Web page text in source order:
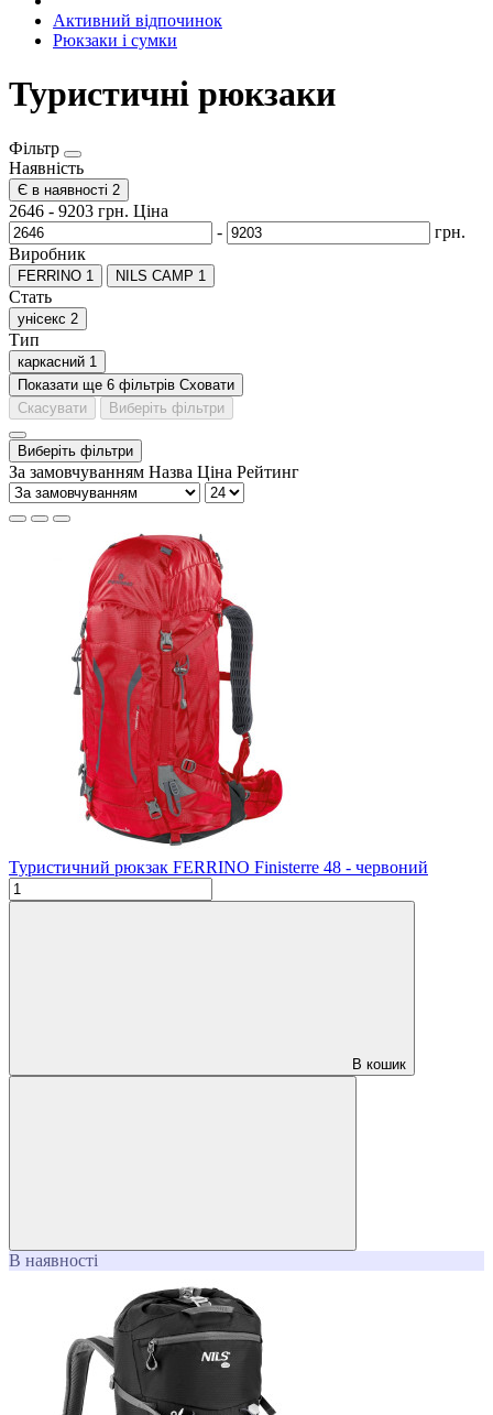
Активний відпочинок
Рюкзаки і сумки
Туристичні рюкзаки
Фільтр
Наявність
Є в наявності 2
2646 - 9203 грн. Ціна
-
грн.
Виробник
FERRINO 1 NILS CAMP 1
Стать
унісекс 2
Тип
каркасний 1
Показати ще 6 фільтрів Сховати
Скасувати
Виберіть фільтри
Виберіть фільтри
За замовчуванням Назва Ціна Рейтинг
Туристичний рюкзак FERRINO Finisterre 48 - червоний
В кошик
В наявності